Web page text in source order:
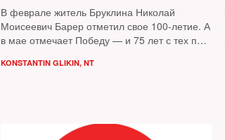
В феврале житель Бруклина Николай
Моисеевич Барер отметил свое 100-летие. А
в мае отмечает Победу — и 75 лет с тех пор,
фронтовика посчастливилось побывать
KONSTANTIN GLIKIN, NT